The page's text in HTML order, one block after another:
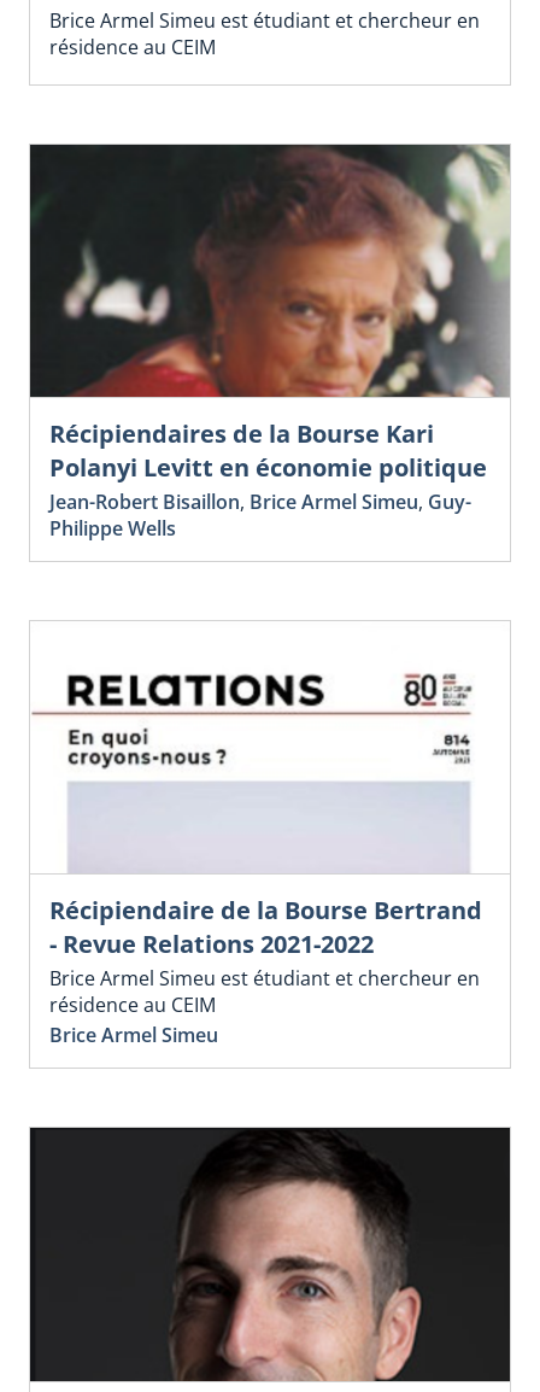
Brice Armel Simeu est étudiant et chercheur en
résidence au CEIM
Récipiendaires de la Bourse Kari
Polanyi Levitt en économie politique
Jean-Robert Bisaillon, Brice Armel Simeu, Guy-
Philippe Wells
Récipiendaire de la Bourse Bertrand
- Revue Relations 2021-2022
Brice Armel Simeu est étudiant et chercheur en
résidence au CEIM
Brice Armel Simeu